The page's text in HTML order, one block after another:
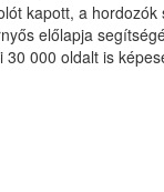
kapott, a hordozók
előlapja
000 oldalt is